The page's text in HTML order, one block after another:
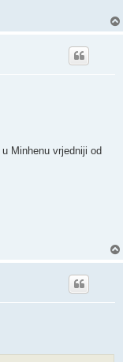
Minhenu vrjedniji od